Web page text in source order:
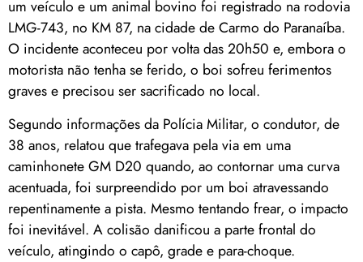
um veículo e um animal bovino foi registrado na rodovia
LMG-743, no KM 87, na cidade de Carmo do Paranaíba.
O incidente aconteceu por volta das 20h50 e, embora o
motorista não tenha se ferido, o boi sofreu ferimentos
graves e precisou ser sacrificado no local.
Segundo informações da Polícia Militar, o condutor, de
38 anos, relatou que trafegava pela via em uma
caminhonete GM D20 quando, ao contornar uma curva
acentuada, foi surpreendido por um boi atravessando
repentinamente a pista. Mesmo tentando frear, o impacto
foi inevitável. A colisão danificou a parte frontal do
veículo, atingindo o capô, grade e para-choque.